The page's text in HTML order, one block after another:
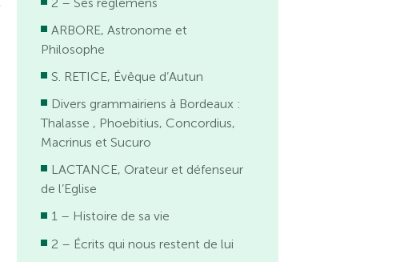
ARBORE, Astronome et
Philosophe
S. RETICE, Évêque d’Autun
Divers grammairiens à Bordeaux :
Thalasse , Phoebitius, Concordius,
Macrinus et Sucuro
LACTANCE, Orateur et défenseur
de l’Eglise
1 – Histoire de sa vie
2 – Écrits qui nous restent de lui